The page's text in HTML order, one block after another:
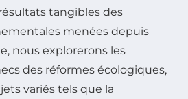
tangibles des
menées depuis
nous explorerons les
des réformes écologiques,
variés tels que la